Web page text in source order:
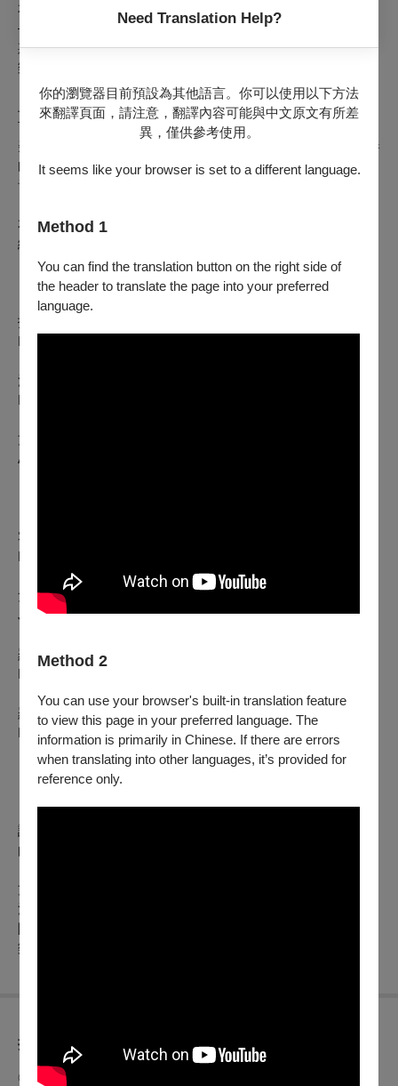
Need Translation Help?
你的瀏覽器目前預設為其他語言。你可以使用以下方法
來翻譯頁面，請注意，翻譯內容可能與中文原文有所差
異，僅供參考使用。
It seems like your browser is set to a different language.
Method 1
You can find the translation button on the right side of
the header to translate the page into your preferred
language.
Method 2
You can use your browser's built-in translation feature
to view this page in your preferred language. The
information is primarily in Chinese. If there are errors
when translating into other languages, it’s provided for
reference only.
本場音樂會以義大利中世紀詩人但丁.阿利吉耶里之文學史詩
—《神曲》作為核心主題，並選用美國作曲家羅伯特.W.史密
斯之同名大型交響管樂作品第一號交響曲：《但丁神曲》為音
樂會的主軸。
上半場的節目，特別邀請法國號演奏家陳冠豪老師（現任高雄
市立交響樂團法國號首席），擔任法國號協奏曲演奏者，帶來
美國作曲家詹姆斯.A.貝克爾的《玻璃珠遊戲》，除了展現演奏
的精湛技巧，並期待與指揮、樂團互相激盪，帶來一場精彩的
音樂饗宴。
本次公演結合 音樂藝術、文學藝術之多重饗宴
給觀眾生動且印象深刻的音樂體驗。
【演出者】
指揮：黃立維
Li-Wei Huang, Conductor
法國號：陳冠豪
Kuan-Hao Chen, French Hornist
方舟藝術交響樂團附設管樂團
Ark Wind Ensemble
霍爾斯特：《第一組曲》
Holst: First Suite for Military Band
詹姆斯.A.貝克：《玻璃珠遊戲》法國號協奏曲
James A. Beckel:“The Glass Bead Game”Concerto for Horn
羅薩諾.加蘭特：《眾神事典》
Rossano Galante: Lexicon of the Gods
羅伯特.W.史密斯：管樂交響曲第一號《神曲》
Robert W. Smith: Symphony No.1, The Divine Comedy
【方舟藝術交響樂團暨附設管樂團】
「精緻．熱忱．創意．關懷」為方舟藝術交響樂團之精神標
語，指揮家黃立維執棒方舟樂團多年以來，始終朝向追求卓越
的目標邁進，使樂團成為實際意義上的方舟，承載著希望。
方舟附管成立於2022年，隸屬於ASO方舟藝術交響樂團，專
注於演奏、推廣交響管樂作品，並追求精緻的合奏品質。
附設管樂團的成立，將提供更多管樂作品的演出機會，推廣管
樂文化，並為青年管樂演奏者提供專業的表演舞台。
折扣方案
◎身心障礙人士陪同者1名購票5折優待，入場時應出示身心障